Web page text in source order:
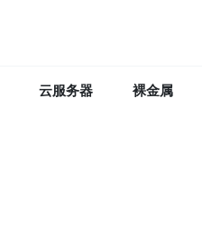
云服务器 裸金属